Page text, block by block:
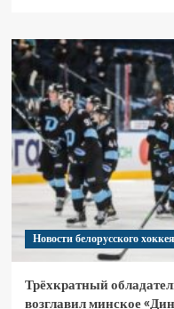
Новости белорусского хоккея
Трёхкратный
возглавил минское